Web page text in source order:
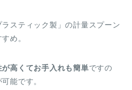
ラスティック製」の計量スプーン
め。
が高くてお手入れも簡単ですの
能です。